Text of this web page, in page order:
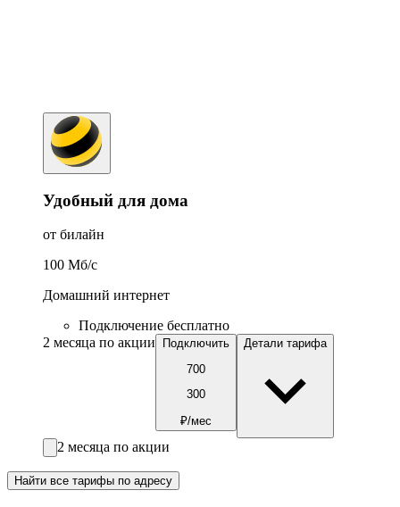
Удобный для дома
от билайн
100 Мб/c
Домашний интернет
Подключение бесплатно
2 месяца по акции
Подключить
700
300
₽/мес
Детали тарифа
2 месяца по акции
Найти все тарифы по адресу